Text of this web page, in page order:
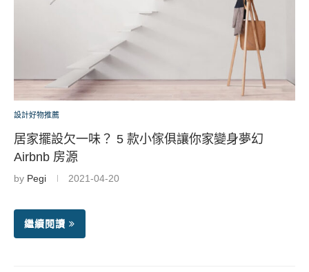
設計好物推薦
居家擺設欠一味？ 5 款小傢俱讓你家變身夢幻
Airbnb 房源
by Pegi 2021-04-20
繼續閱讀